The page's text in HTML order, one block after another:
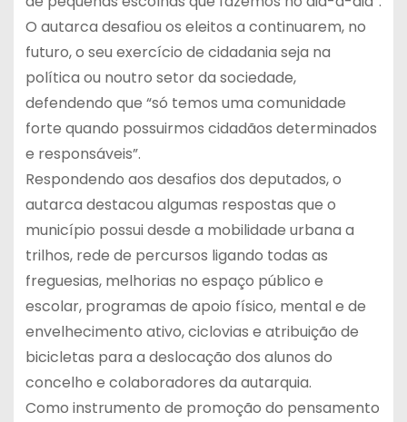
O autarca desafiou os eleitos a continuarem, no
futuro, o seu exercício de cidadania seja na
política ou noutro setor da sociedade,
defendendo que “só temos uma comunidade
forte quando possuirmos cidadãos determinados
e responsáveis”.
Respondendo aos desafios dos deputados, o
autarca destacou algumas respostas que o
município possui desde a mobilidade urbana a
trilhos, rede de percursos ligando todas as
freguesias, melhorias no espaço público e
escolar, programas de apoio físico, mental e de
envelhecimento ativo, ciclovias e atribuição de
bicicletas para a deslocação dos alunos do
concelho e colaboradores da autarquia.
Como instrumento de promoção do pensamento